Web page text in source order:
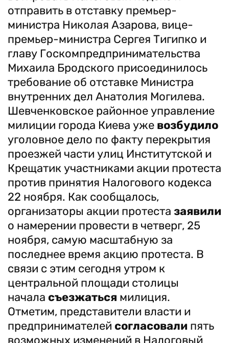
отправить в отставку премьер-
министра Николая Азарова, вице-
премьер-министра Сергея Тигипко и
главу Госкомпредпринимательства
Михаила Бродского присоединилось
требование об отставке Министра
внутренних дел Анатолия Могилева.
Шевченковское районное управление
милиции города Киева уже возбудило
уголовное дело по факту перекрытия
проезжей части улиц Институтской и
Крещатик участниками акции протеста
против принятия Налогового кодекса
22 ноября. Как сообщалось,
организаторы акции протеста заявили
о намерении провести в четверг, 25
ноября, самую масштабную за
последнее время акцию протеста. В
связи с этим сегодня утром к
центральной площади столицы
начала съезжаться милиция.
Отметим, представители власти и
предпринимателей согласовали пять
возможных изменений в Налоговый